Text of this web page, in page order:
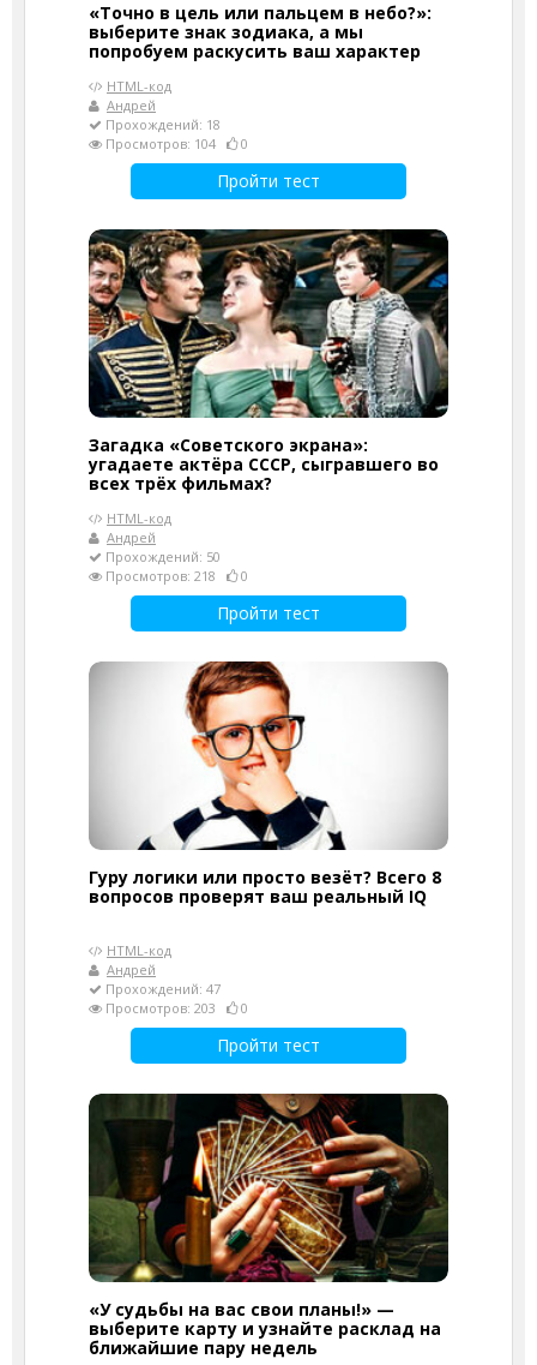
«Точно в цель или пальцем в небо?»:
выберите знак зодиака, а мы
попробуем раскусить ваш характер
HTML-код
Андрей
Прохождений: 18
Просмотров: 104
0
Пройти тест
Загадка «Советского экрана»:
угадаете актёра СССР, сыгравшего во
всех трёх фильмах?
HTML-код
Андрей
Прохождений: 50
Просмотров: 218
0
Пройти тест
Гуру логики или просто везёт? Всего 8
вопросов проверят ваш реальный IQ
HTML-код
Андрей
Прохождений: 47
Просмотров: 203
0
Пройти тест
«У судьбы на вас свои планы!» —
выберите карту и узнайте расклад на
ближайшие пару недель